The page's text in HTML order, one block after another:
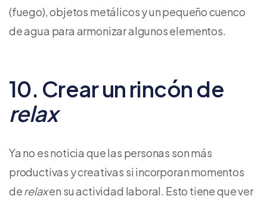
(fuego), objetos metálicos y un pequeño cuenco
de agua para armonizar algunos elementos.
10. Crear un rincón de
relax
Ya no es noticia que las personas son más
productivas y creativas si incorporan momentos
derelaxen su actividad laboral. Esto tiene que ver